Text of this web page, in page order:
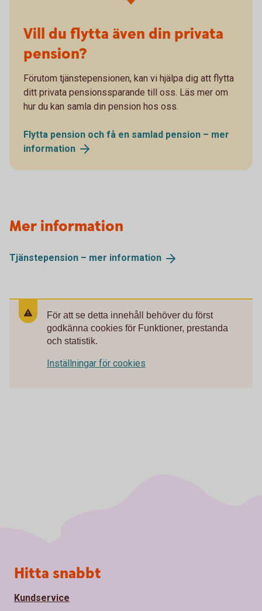
Vill du flytta även din privata
pension?
Förutom tjänstepensionen, kan vi hjälpa dig att flytta
ditt privata pensionssparande till oss. Läs mer om
hur du kan samla din pension hos oss.
Flytta pension och få en samlad pension – mer
information
Mer information
Tjänstepension – mer information
För att se detta innehåll behöver du först
godkänna cookies för Funktioner, prestanda
och statistik.
Inställningar för cookies
Sidfot
Hitta snabbt
Kundservice